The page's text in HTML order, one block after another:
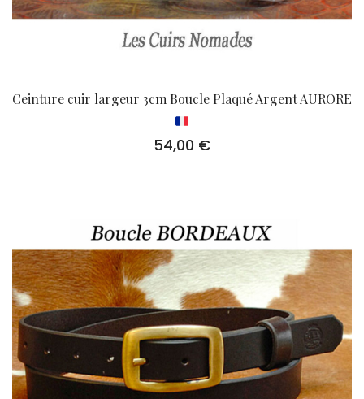
Ceinture cuir largeur 3cm Boucle Plaqué Argent AURORE
54,00 €